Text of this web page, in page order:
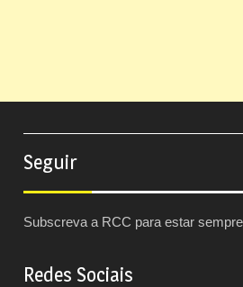
Seguir
Subscreva a RCC para estar
Redes Sociais